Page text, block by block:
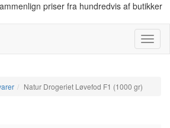
priser fra hundredvis af butikker
Menu
Natur Drogeriet Løvefod F1 (1000 gr)